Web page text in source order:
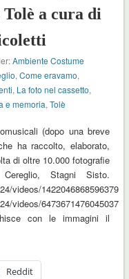
Tolè a cura di
Ambiente Costume
,Come eravamo,
, La foto nel cassetto,
e memoria,Tolè
(dopo una breve
ha raccolto, elaborato,
di oltre 10.000 fotografie
Stagni Sisto.
videos/1422046868596379
videos/6473671476045037
con le immagini il
Reddit